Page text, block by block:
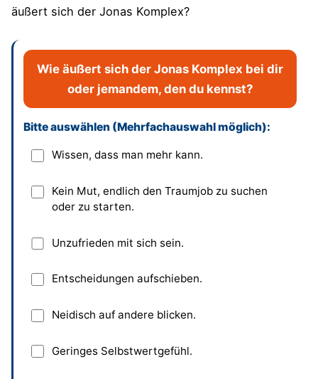
äußert sich der Jonas Komplex?
Wie äußert sich der Jonas Komplex bei dir
oder jemandem, den du kennst?
Dieses Feld bitte leer lassen
Bitte auswählen (Mehrfachauswahl möglich):
Wissen, dass man mehr kann.
Kein Mut, endlich den Traumjob zu suchen
oder zu starten.
Unzufrieden mit sich sein.
Entscheidungen aufschieben.
Neidisch auf andere blicken.
Geringes Selbstwertgefühl.